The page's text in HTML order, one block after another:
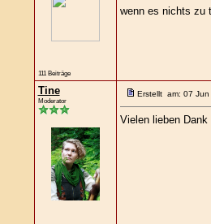
111 Beiträge
wenn es nichts zu
Tine
Moderator
Erstellt am: 07
Vielen lieben